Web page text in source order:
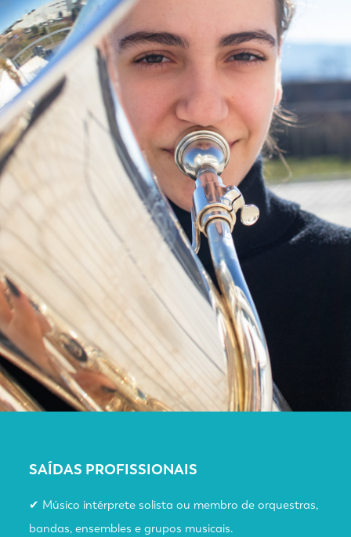
SAÍDAS PROFISSIONAIS
✔ Músico intérprete solista ou membro de orquestras,
bandas, ensembles e grupos musicais.